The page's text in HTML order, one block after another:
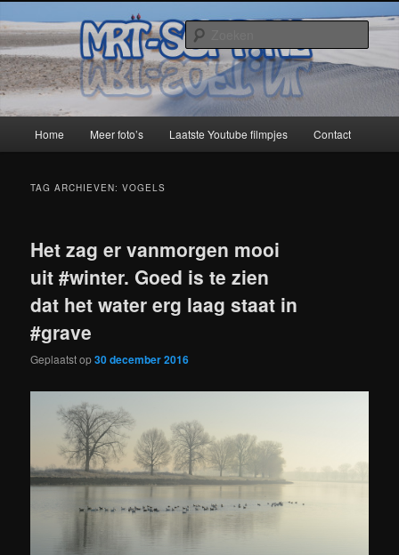
naar
de
primaire
inhoud
naar
de
secundaire
inhoudMRT-Soft
Home Meer foto’s Laatste Youtube filmpjes Contact
TAG ARCHIEVEN:VOGELS
Het zag er vanmorgen mooi
uit #winter. Goed is te zien
dat het water erg laag staat in
#grave
Geplaatst op30 december 2016